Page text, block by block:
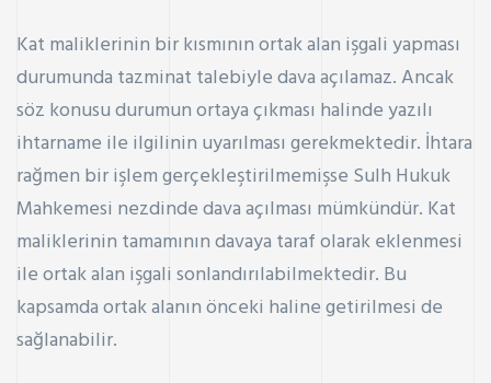
Kat maliklerinin bir kısmının ortak alan işgali yapması
durumunda tazminat talebiyle dava açılamaz. Ancak
söz konusu durumun ortaya çıkması halinde yazılı
ihtarname ile ilgilinin uyarılması gerekmektedir. İhtara
rağmen bir işlem gerçekleştirilmemişse Sulh Hukuk
Mahkemesi nezdinde dava açılması mümkündür. Kat
maliklerinin tamamının davaya taraf olarak eklenmesi
ile ortak alan işgali sonlandırılabilmektedir. Bu
kapsamda ortak alanın önceki haline getirilmesi de
sağlanabilir.